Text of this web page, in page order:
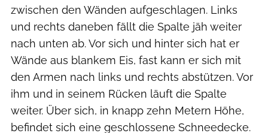
zwischen den Wänden aufgeschlagen. Links
und rechts daneben fällt die Spalte jäh weiter
nach unten ab. Vor sich und hinter sich hat er
Wände aus blankem Eis, fast kann er sich mit
den Armen nach links und rechts abstützen. Vor
ihm und in seinem Rücken läuft die Spalte
weiter. Über sich, in knapp zehn Metern Höhe,
befindet sich eine geschlossene Schneedecke.